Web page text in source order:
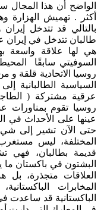
الواضح أن هذا المجال
أكثر . تهميش الهزارة
بالتالي قد تتدخل
طالبان تتدخل في
هي لها علاقة واسعة
السوفيتي سابقًا
روسيا الاتحادية قلقة و
السياسية الطالبانية
عرقية مشتركة (
روسيا تقوم بمناورات
عينها على الأحداث في
حتى الآن تشير إلى
المختلفة، ليس
قديمة بطالبان،
البشتون في باكستان ما
العلاقات متجذرة،
المخابرات
الباكستانية قد